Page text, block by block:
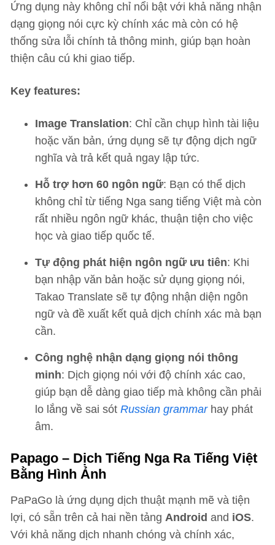
Ứng dụng này không chỉ nổi bật với khả năng nhận
dạng giọng nói cực kỳ chính xác mà còn có hệ
thống sửa lỗi chính tả thông minh, giúp bạn hoàn
thiện câu cú khi giao tiếp.
Key features:
Image Translation: Chỉ cần chụp hình tài liệu
hoặc văn bản, ứng dụng sẽ tự động dịch ngữ
nghĩa và trả kết quả ngay lập tức.
Hỗ trợ hơn 60 ngôn ngữ: Bạn có thể dịch
không chỉ từ tiếng Nga sang tiếng Việt mà còn
rất nhiều ngôn ngữ khác, thuận tiện cho việc
học và giao tiếp quốc tế.
Tự động phát hiện ngôn ngữ ưu tiên: Khi
bạn nhập văn bản hoặc sử dụng giọng nói,
Takao Translate sẽ tự động nhận diện ngôn
ngữ và đề xuất kết quả dịch chính xác mà bạn
cần.
Công nghệ nhận dạng giọng nói thông
minh: Dịch giọng nói với độ chính xác cao,
giúp bạn dễ dàng giao tiếp mà không cần phải
lo lắng về sai sót Russian grammar hay phát
âm.
Papago – Dịch Tiếng Nga Ra Tiếng Việt
Bằng Hình Ảnh
PaPaGo là ứng dụng dịch thuật mạnh mẽ và tiện
lợi, có sẵn trên cả hai nền tảng Android and iOS.
Với khả năng dịch nhanh chóng và chính xác,